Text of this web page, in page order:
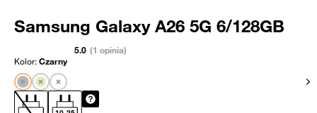
Samsung Galaxy A26 5G 6/128GB
5.0 (1 opinia)
Kolor:Czarny